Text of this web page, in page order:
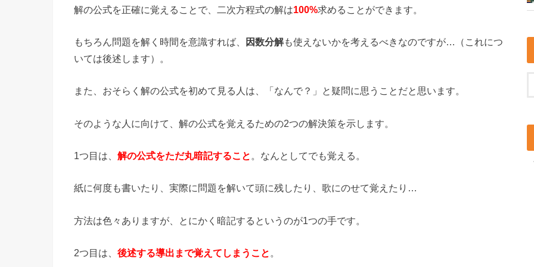
解の公式を正確に覚えることで、二次方程式の解は100%求めることができます。
もちろん問題を解く時間を意識すれば、 因数分解も使えないかを考えるべきなのですが…（これにつ
いては後述します）。
また、おそらく解の公式を初めて見る人は、「なんで？」と疑問に思うことだと思います。
そのような人に向けて、解の公式を覚えるための2つの解決策を示します。
1つ目は、 解の公式をただ丸暗記すること 。なんとしてでも覚える。
紙に何度も書いたり、実際に問題を解いて頭に残したり、歌にのせて覚えたり…
方法は色々ありますが、とにかく暗記するというのが1つの手です。
2つ目は、 後述する導出まで覚えてしまうこと 。